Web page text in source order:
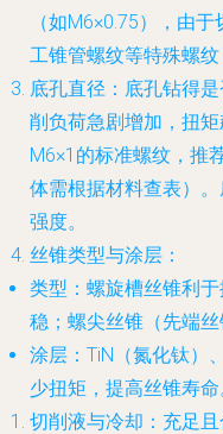
（如M6×0.75），由
工锥管螺纹等特殊螺纹
底孔直径 ：底孔钻得
削负荷急剧增加，扭
M6×1的标准螺纹，推
体需根据材料查表）
强度。
丝锥类型与涂层 ：
类型 ：螺旋槽丝锥利
稳；螺尖丝锥（先端
涂层 ：TiN（氮化钛）
少扭矩，提高丝锥寿命
切削液与冷却 ：充足